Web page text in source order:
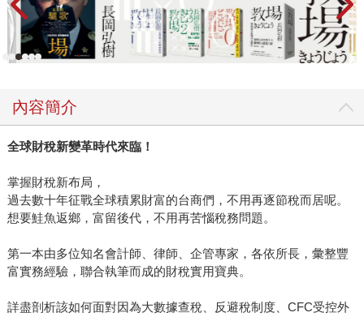
內容簡介
全球財稅新變革時代來臨！
掌握財稅新布局，
過去數十年征戰全球積累財富的台商們，不用再逐節稅而居呢。
想要鮭魚返鄉，富留後代，不用再苦惱稅務問題。
第一本由多位知名會計師、律師、企管專家，各依所長，彙整豐
富實務經驗，聯合執筆而成的財稅實用寶典。
詳盡剖析該如何面對因為大數據查稅、反避稅制度、CFC受控外